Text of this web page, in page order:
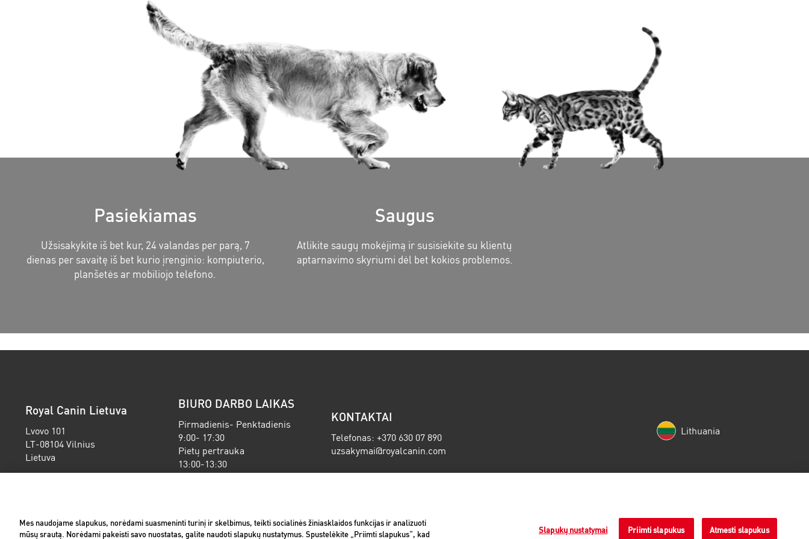
Pasiekiamas
Užsisakykite iš bet kur, 24 valandas per parą, 7
dienas per savaitę iš bet kurio įrenginio: kompiuterio,
planšetės ar mobiliojo telefono.
Saugus
Atlikite saugų mokėjimą ir susisiekite su klientų
aptarnavimo skyriumi dėl bet kokios problemos.
Royal Canin Lietuva
Lvovo 101
LT-08104 Vilnius
Lietuva
BIURO DARBO LAIKAS
Pirmadienis- Penktadienis
9:00- 17:30
Pietų pertrauka
13:00-13:30
KONTAKTAI
Telefonas: +370 630 07 890
uzsakymai@royalcanin.com
Lithuania
Privatumas(opens in a new window)
Slapukų pranešimas (opens in a new window)
Teisinė informacija(opens in a new window)
Pristatymo informacija(opens in a new window)
Grąžinimo politika (opens in a new window)
Prieiga(opens in a new window)
Mes naudojame slapukus, norėdami suasmeninti turinį ir skelbimus, teikti socialinės žiniasklaidos funkcijas ir analizuoti
mūsų srautą. Norėdami pakeisti savo nuostatas, galite naudoti slapukų nustatymus. Spustelėkite „Priimti slapukus“, kad
Slapukų nustatymai Atmesti slapukus
Priimti slapukus